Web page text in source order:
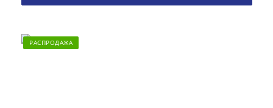
РАСПРОДАЖА